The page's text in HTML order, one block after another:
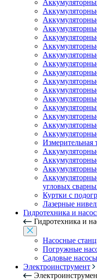
Измерительная
угловых
Куртки с
Лазерные
Гидротехника и
Гидротехника и
Насосные
Погружные
Садовые насосы
Электроинструмент